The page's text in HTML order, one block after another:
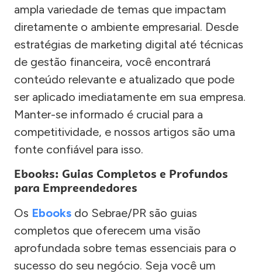
ampla variedade de temas que impactam
diretamente o ambiente empresarial. Desde
estratégias de marketing digital até técnicas
de gestão financeira, você encontrará
conteúdo relevante e atualizado que pode
ser aplicado imediatamente em sua empresa.
Manter-se informado é crucial para a
competitividade, e nossos artigos são uma
fonte confiável para isso.
Ebooks: Guias Completos e Profundos
para Empreendedores
Os Ebooks do Sebrae/PR são guias
completos que oferecem uma visão
aprofundada sobre temas essenciais para o
sucesso do seu negócio. Seja você um